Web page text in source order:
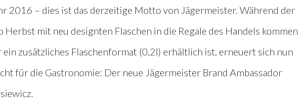
2016 – dies ist das derzeitige Motto von Jägermeister. Während der
mit neu designten Flaschen in die Regale des Handels kommen
zusätzliches Flaschenformat (0,2l) erhältlich ist, erneuert sich nun
für die Gastronomie: Der neue Jägermeister Brand Ambassador